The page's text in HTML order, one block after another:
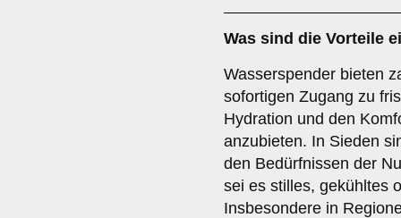
Was sind die Vorteile
Wasserspender bieten
sofortigen Zugang zu
Hydration und den
anzubieten. In Sieden
den Bedürfnissen der
sei es stilles, gekühltes
Insbesondere in